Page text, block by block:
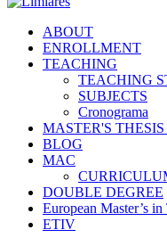
ABOUT
ENROLLMENT
TEACHING
TEACHING
SUBJECTS
Cronograma
MASTER'S
BLOG
MAC
DOUBLE DEGREE
European Master’s
ETIV